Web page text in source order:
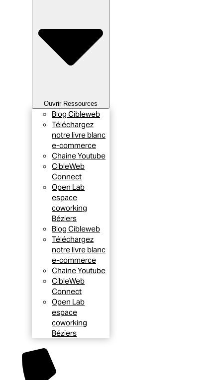
Ouvrir Ressources
Blog Cibleweb
Téléchargez
notre livre blanc
e-commerce
Chaine Youtube
CibleWeb
Connect
Open Lab
espace
coworking
Béziers
Blog Cibleweb
Téléchargez
notre livre blanc
e-commerce
Chaine Youtube
CibleWeb
Connect
Open Lab
espace
coworking
Béziers